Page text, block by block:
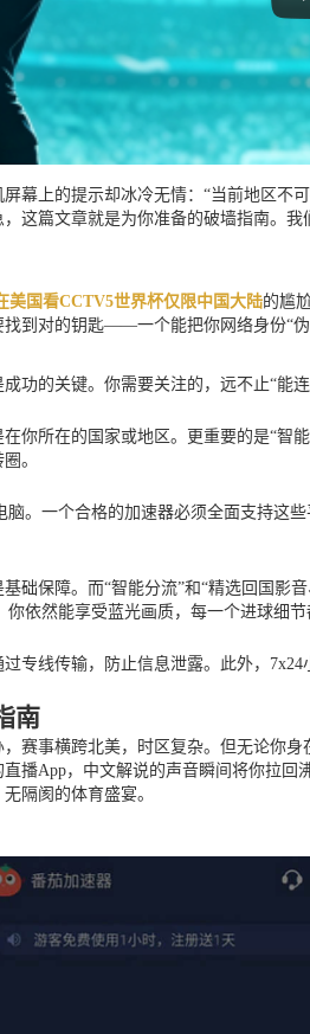
幕上的提示却冰冷无情：“当前地区不可
这篇文章就是为你准备的破墙指南。
美国看CCTV5世界杯仅限中国大陆的尴
到对的钥匙——一个能把你网络身份“伪
功的关键。你需要关注的，远不止“能连
你所在的国家或地区。更重要的是“
。
脑。一个合格的加速器必须全面支持
础保障。而“智能分流”和“精选回国
依然能享受蓝光画质，每一个进球细节
专线传输，防止信息泄露。此外，
南
赛事横跨北美，时区复杂。但无论你
播App，中文解说的声音瞬间将你拉
隔阂的体育盛宴。